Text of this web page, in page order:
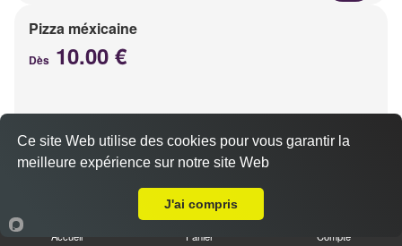
Pizza méxicaine
Dès 10.00 €
chorizo, poivrons
Accueil Panier Compte
Ce site Web utilise des cookies pour vous garantir la
meilleure expérience sur notre site Web
J'ai compris